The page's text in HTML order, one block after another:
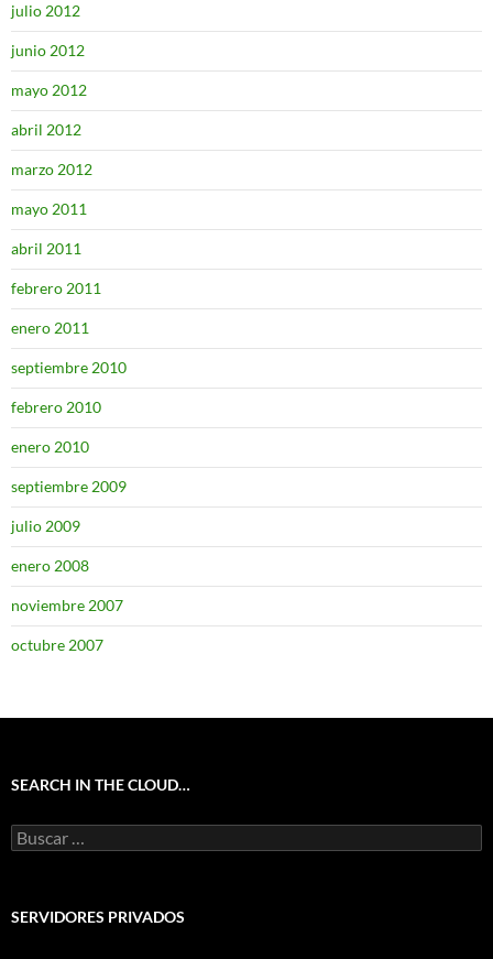
julio 2012
junio 2012
mayo 2012
abril 2012
marzo 2012
mayo 2011
abril 2011
febrero 2011
enero 2011
septiembre 2010
febrero 2010
enero 2010
septiembre 2009
julio 2009
enero 2008
noviembre 2007
octubre 2007
SEARCH IN THE CLOUD…
Buscar:
SERVIDORES PRIVADOS